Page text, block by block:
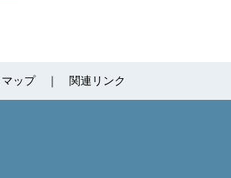
ップ 関連リンク